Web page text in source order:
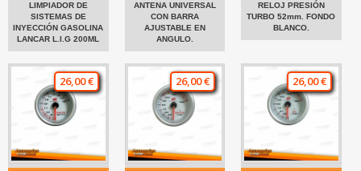
LIMPIADOR DE
SISTEMAS DE
INYECCIÓN GASOLINA
LANCAR L.I.G 200ML
ANTENA UNIVERSAL
CON BARRA
AJUSTABLE EN
ANGULO.
RELOJ PRESIÓN
TURBO 52mm. FONDO
BLANCO.
26,00 € 26,00 € 26,00 €